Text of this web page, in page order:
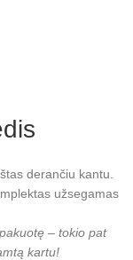
derančiu kantu.
užsegamas
– tokio pat
kartu!